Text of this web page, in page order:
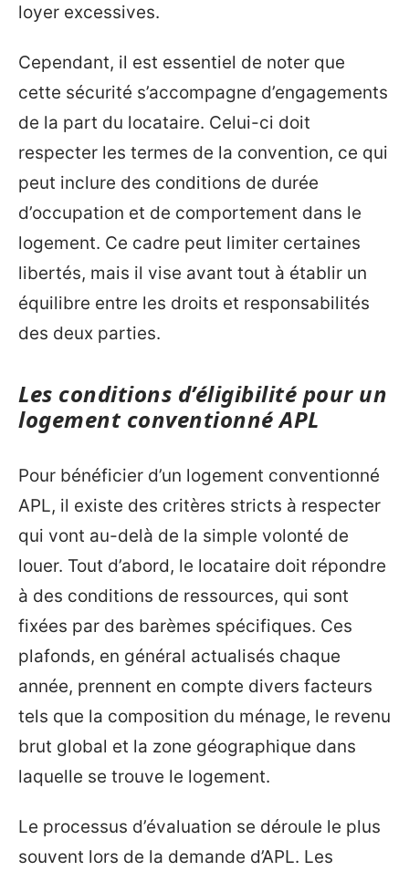
loyer excessives.
Cependant, il est essentiel de noter que
cette sécurité s’accompagne d’engagements
de la part du locataire. Celui-ci doit
respecter les termes de la convention, ce qui
peut inclure des conditions de durée
d’occupation et de comportement dans le
logement. Ce cadre peut limiter certaines
libertés, mais il vise avant tout à établir un
équilibre entre les droits et responsabilités
des deux parties.
Les conditions d’éligibilité pour un
logement conventionné APL
Pour bénéficier d’un logement conventionné
APL, il existe des critères stricts à respecter
qui vont au-delà de la simple volonté de
louer. Tout d’abord, le locataire doit répondre
à des conditions de ressources, qui sont
fixées par des barèmes spécifiques. Ces
plafonds, en général actualisés chaque
année, prennent en compte divers facteurs
tels que la composition du ménage, le revenu
brut global et la zone géographique dans
laquelle se trouve le logement.
Le processus d’évaluation se déroule le plus
souvent lors de la demande d’APL. Les